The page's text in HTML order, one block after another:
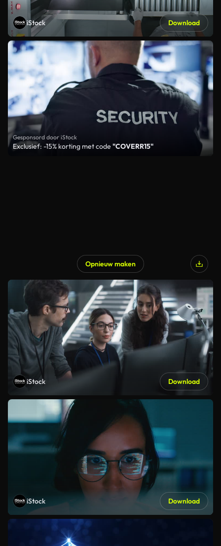
iStock Download
Gesponsord door iStock
Exclusief: -15% korting met code "COVERR15"
Opnieuw maken
iStock Download
iStock Download